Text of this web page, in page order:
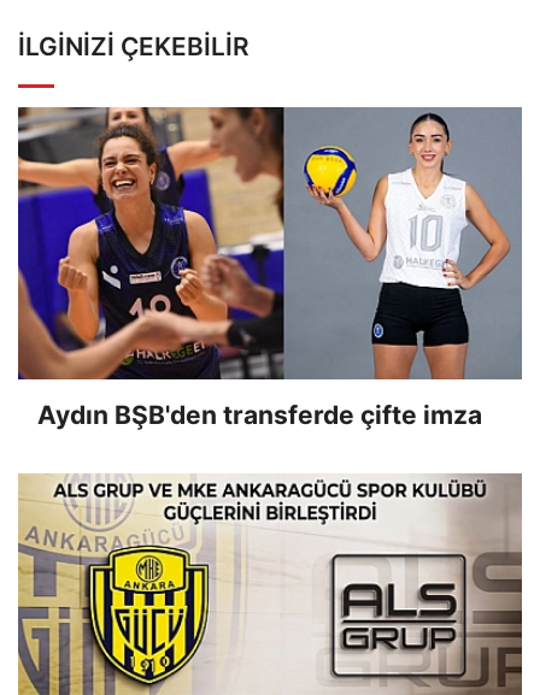
İLGINIZI ÇEKEBILIR
Aydın BŞB'den transferde çifte imza